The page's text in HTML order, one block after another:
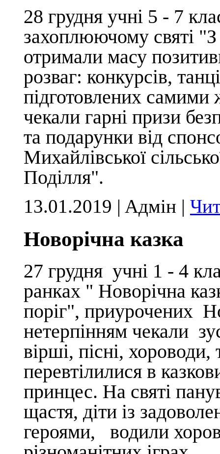
28 грудня учні 5 - 7
захоплюючому святі
отримали масу
розваг: конкурсів,
підготовлених
чекали гарні призи
та подарунки від
Михайлівської
Поділля".
13.01.2019 | Aдмін |
Новорічна казка
27 грудня учні 1 - 4
ранках " Новорічна
поріг", приурочених
нетерпінням чекали
вірші, пісні,
перевтілилися в
принцес. На святі
щастя, діти із
героями, водили